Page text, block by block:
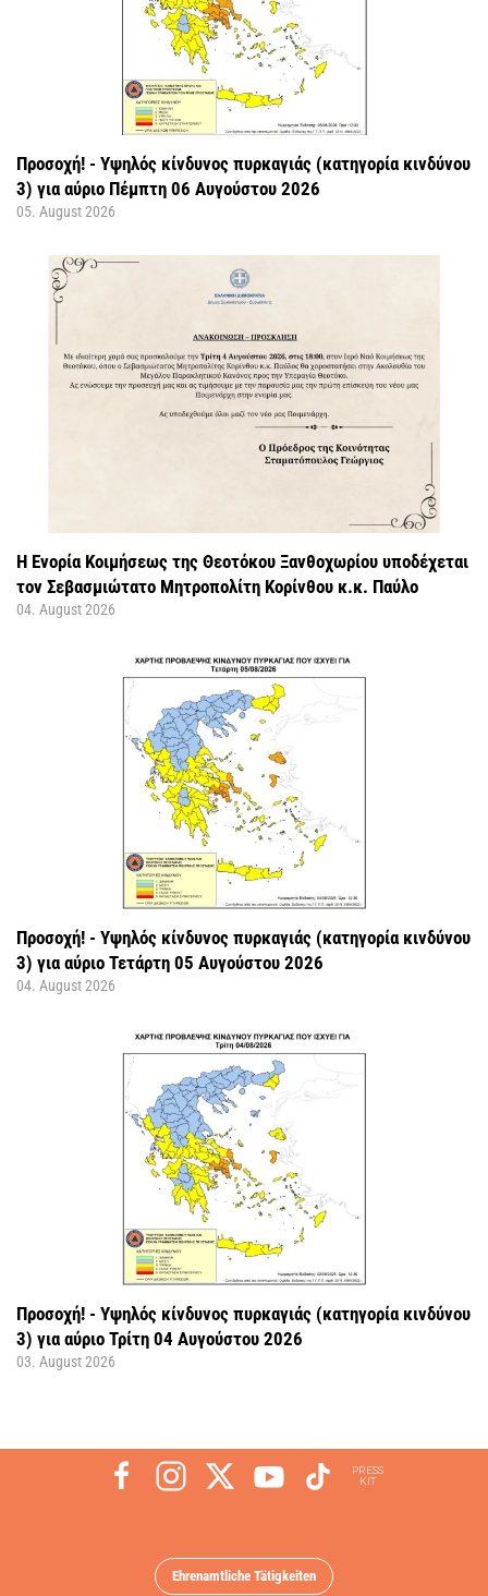
Προσοχή! - Υψηλός κίνδυνος πυρκαγιάς (κατηγορία κινδύνου
3) για αύριο Πέμπτη 06 Αυγούστου 2026
05. August 2026
Η Ενορία Κοιμήσεως της Θεοτόκου Ξανθοχωρίου υποδέχεται
τον Σεβασμιώτατο Μητροπολίτη Κορίνθου κ.κ. Παύλο
04. August 2026
Προσοχή! - Υψηλός κίνδυνος πυρκαγιάς (κατηγορία κινδύνου
3) για αύριο Τετάρτη 05 Αυγούστου 2026
04. August 2026
Προσοχή! - Υψηλός κίνδυνος πυρκαγιάς (κατηγορία κινδύνου
3) για αύριο Τρίτη 04 Αυγούστου 2026
03. August 2026
PRESS
KIT
Ehrenamtliche Tätigkeiten